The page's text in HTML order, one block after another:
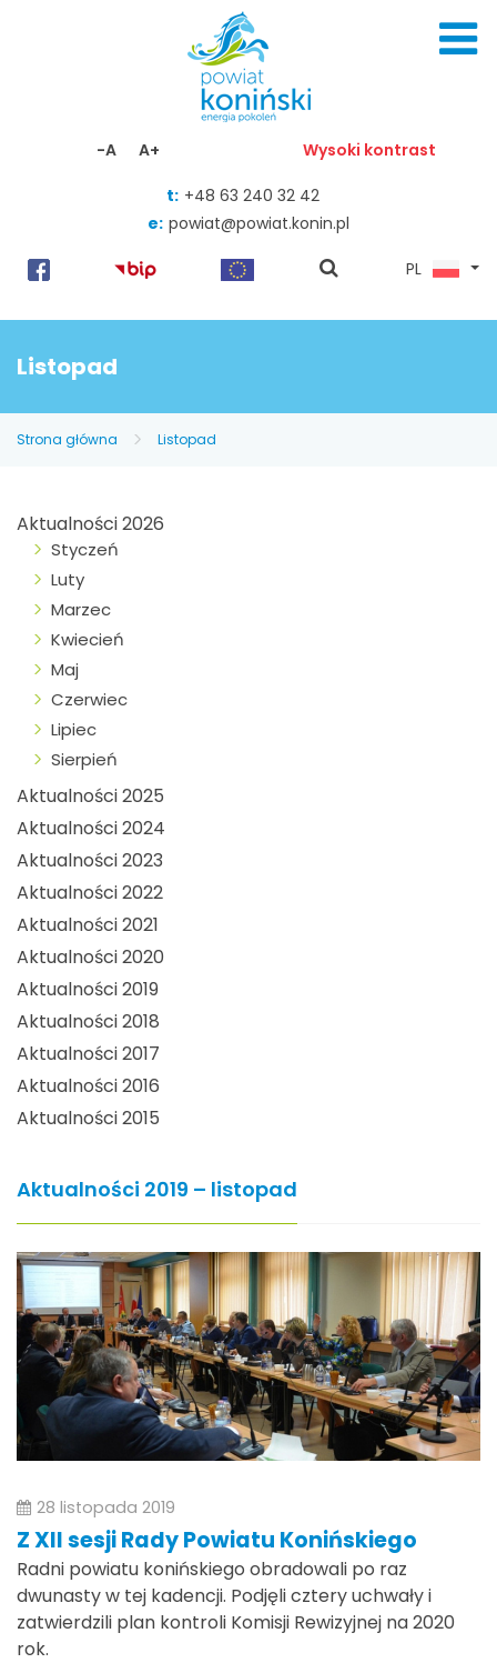
-A A+ Wysoki kontrast
t: +48 63 240 32 42
e: powiat@powiat.konin.pl
pokaż
PL
Listopad
Strona główna Listopad
Aktualności 2026
Styczeń
Luty
Marzec
Kwiecień
Maj
Czerwiec
Lipiec
Sierpień
Aktualności 2025
Aktualności 2024
Aktualności 2023
Aktualności 2022
Aktualności 2021
Aktualności 2020
Aktualności 2019
Aktualności 2018
Aktualności 2017
Aktualności 2016
Aktualności 2015
Aktualności 2019 – listopad
28 listopada 2019
Z XII sesji Rady Powiatu Konińskiego
Radni powiatu konińskiego obradowali po raz
dwunasty w tej kadencji. Podjęli cztery uchwały i
zatwierdzili plan kontroli Komisji Rewizyjnej na 2020
rok.